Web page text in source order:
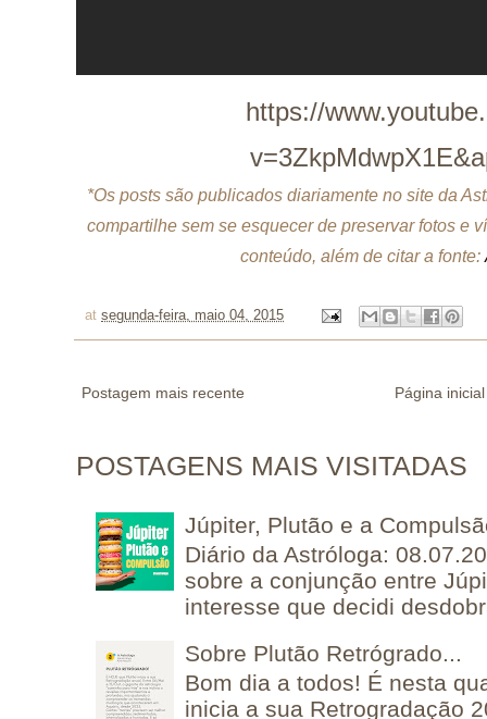
https://
*Os posts são publicados diariamente no site da
compartilhe sem se esquecer de preservar fotos e
conteúdo, além de citar a fonte:
at segunda-feira, maio 04, 2015
Postagem mais recente Página inicial
POSTAGENS MAIS VISITADAS
Júpiter, Plutão e a
Diário da Astróloga:
sobre a conjunção entre
interesse que decidi
Sobre Plutão Retrógrado...
Bom dia a todos! É nesta
inicia a sua Retrogradação